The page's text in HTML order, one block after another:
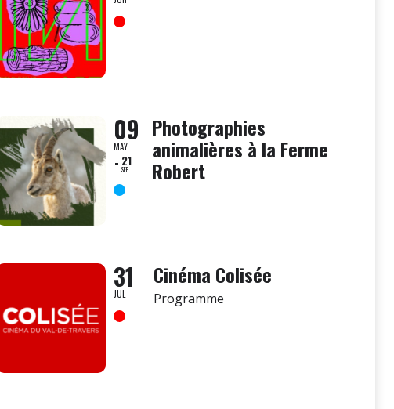
09
MAY
21
SEP
Photographies
animalières à la Ferme
Robert
31
JUL
Cinéma Colisée
Programme